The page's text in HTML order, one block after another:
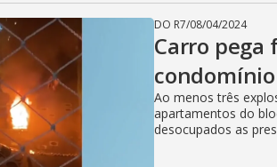
DO R7/08/04/2024
Carro pega
Ao menos três
apartamentos do
desocupados as